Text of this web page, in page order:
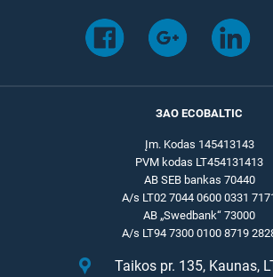
ЗАО ECOBALTIC
Įm. Kodas 145413143
PVM kodas LT454131413
AB SEB bankas 70440
A/s LT02 7044 0600 0331
AB „Swedbank“ 73000
A/s LT94 7300 0100 8719
Taikos pr. 135, Kaunas,